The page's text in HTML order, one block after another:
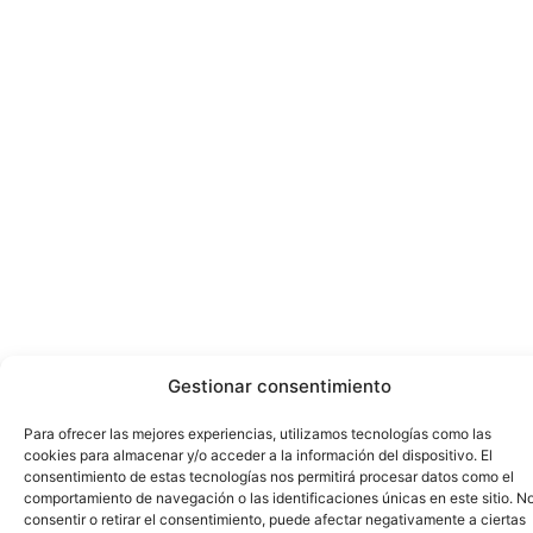
Gestionar consentimiento
Para ofrecer las mejores experiencias, utilizamos tecnologías como las
cookies para almacenar y/o acceder a la información del dispositivo. El
consentimiento de estas tecnologías nos permitirá procesar datos como el
comportamiento de navegación o las identificaciones únicas en este sitio.
consentir o retirar el consentimiento, puede afectar negativamente a ciertas